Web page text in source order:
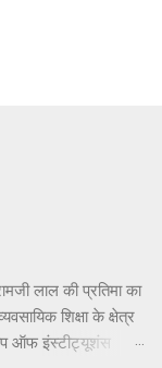
लाल की प्रतिमा का
शिक्षा के क्षेत्र
ऑफ इंस्टीट्यूशंस